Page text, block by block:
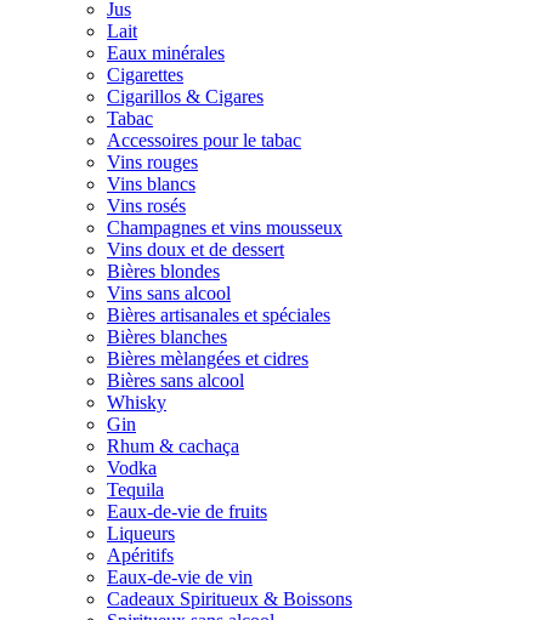
Jus
Lait
Eaux minérales
Cigarettes
Cigarillos & Cigares
Tabac
Accessoires pour le tabac
Vins rouges
Vins blancs
Vins rosés
Champagnes et vins mousseux
Vins doux et de dessert
Bières blondes
Vins sans alcool
Bières artisanales et spéciales
Bières blanches
Bières mèlangées et cidres
Bières sans alcool
Whisky
Gin
Rhum & cachaça
Vodka
Tequila
Eaux-de-vie de fruits
Liqueurs
Apéritifs
Eaux-de-vie de vin
Cadeaux Spiritueux & Boissons